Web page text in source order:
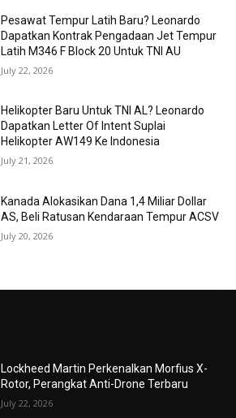
Pesawat Tempur Latih Baru? Leonardo
Dapatkan Kontrak Pengadaan Jet Tempur
Latih M346 F Block 20 Untuk TNI AU
July 22, 2026
Helikopter Baru Untuk TNI AL? Leonardo
Dapatkan Letter Of Intent Suplai
Helikopter AW149 Ke Indonesia
July 21, 2026
Kanada Alokasikan Dana 1,4 Miliar Dollar
AS, Beli Ratusan Kendaraan Tempur ACSV
July 20, 2026
Lockheed Martin Perkenalkan Morfius X-
Rotor, Perangkat Anti-Drone Terbaru
July 22, 2026